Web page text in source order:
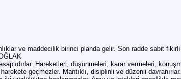
ve maddecilik birinci planda gelir. Son radde sabit
Hareketleri, düşünmeleri, karar vermeleri,
geçmezler. Mantıklı, disiplinli ve düzenli